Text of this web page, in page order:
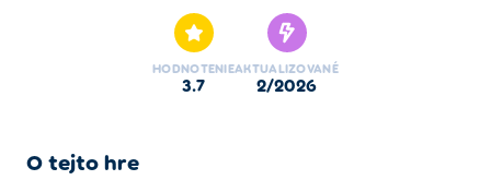
HODNOTENIE
3.7
AKTUALIZOVANÉ
2/2026
O tejto hre